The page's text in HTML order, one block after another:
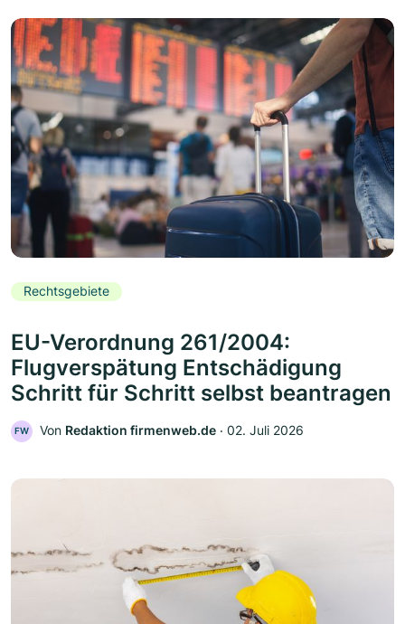
Rechtsgebiete
EU-Verordnung 261/2004:
Flugverspätung Entschädigung
Schritt für Schritt selbst beantragen
FW Von Redaktion firmenweb.de ‧ 02. Juli 2026